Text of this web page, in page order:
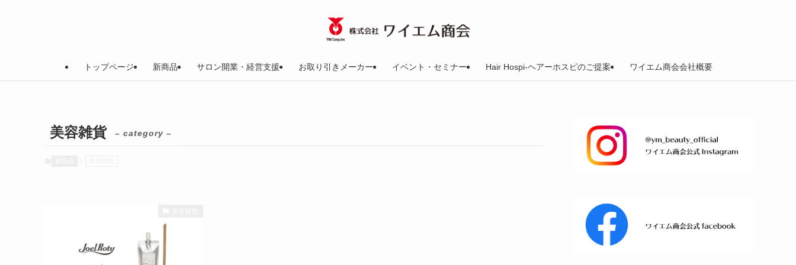
トップページ 新商品 サロン開業・経営支援 お取り引きメーカー イベント・セミナー Hair Hospi-ヘアーホスピのご提案 ワイエム商会会社概要
美容雑貨 – category –